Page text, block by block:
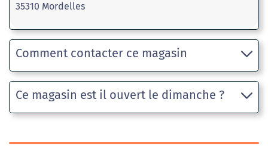
35310 Mordelles
Comment contacter ce magasin
Ce magasin est il ouvert le dimanche ?